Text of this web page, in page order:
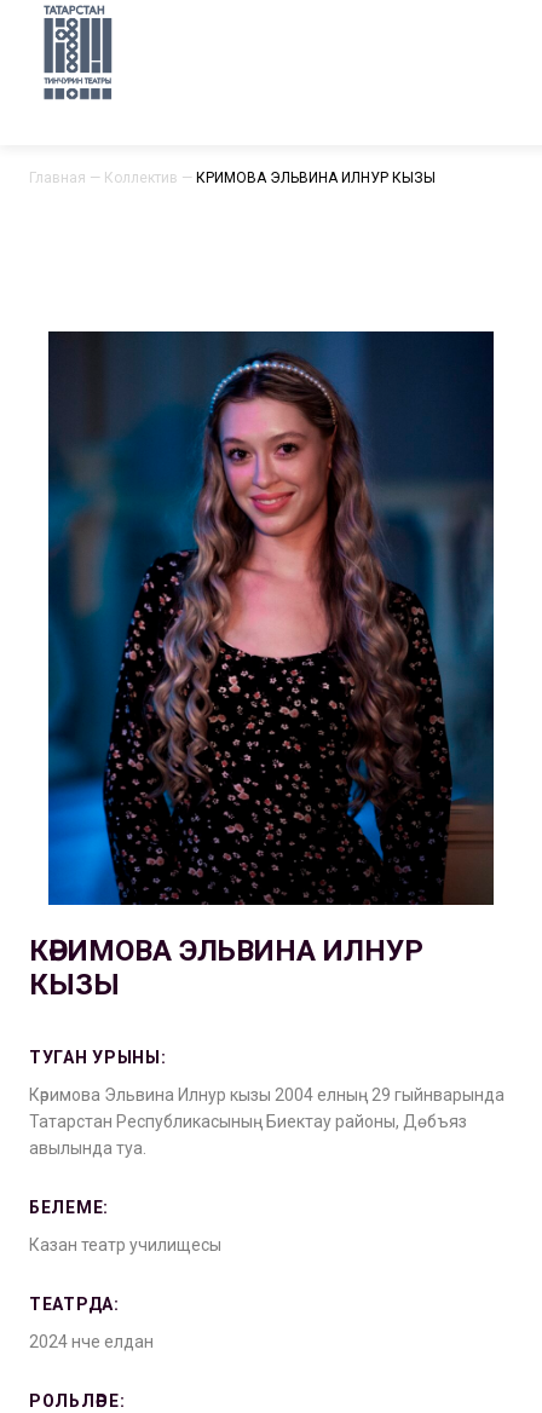
Главная — Коллектив — КӘРИМОВА ЭЛЬВИНА ИЛНУР КЫЗЫ
КӘРИМОВА ЭЛЬВИНА ИЛНУР
КЫЗЫ
ТУГАН УРЫНЫ:
Кәримова Эльвина Илнур кызы 2004 елның 29 гыйнварында
Татарстан Республикасының Биектау районы, Дөбъяз
авылында туа.
БЕЛЕМЕ:
Казан театр училищесы
ТЕАТРДА:
2024 нче елдан
РОЛЬЛӘРЕ: